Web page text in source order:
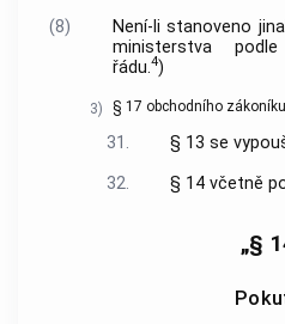
(8)
Není-li stanoveno
ministerstva
řádu.4)
3) § 17 obchodního
31.
§ 13 se
32.
§ 14 včetně
„§